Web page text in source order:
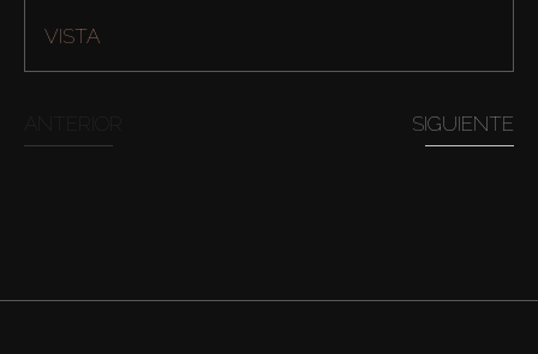
VISTA
SIGUIENTE